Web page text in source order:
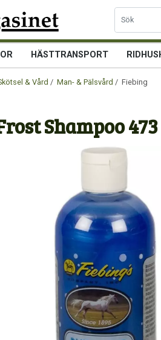
HÄSTTRANSPORT
& Vård / Man- & Pälsvård / Fiebing
Shampoo